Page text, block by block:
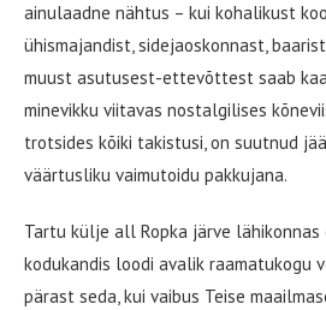
ainulaadne nähtus – kui kohalikust
ühismajandist, sidejaoskonnast,
muust asutusest-ettevõttest saab
minevikku viitavas nostalgilises
trotsides kõiki takistusi, on suutnud
väärtusliku vaimutoidu pakkujana.
Tartu külje all Ropka järve
kodukandis loodi avalik raamatukogu
pärast seda, kui vaibus Teise